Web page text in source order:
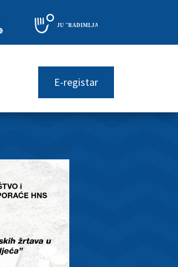
E-registar